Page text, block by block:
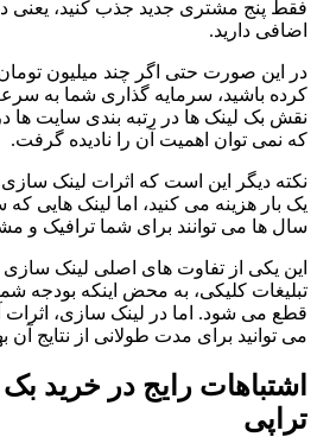
فقط پنج مشتری جدید جذب کنید، یعنی
اضافی دارید.
در این صورت حتی اگر چند میلیون
کرده باشید، سرمایه گذاری شما به
نقش بک لینک ها در رتبه بندی سایت
که نمی توان اهمیت آن را نادیده گرفت.
نکته دیگر این است که اثرات لینک
یک بار هزینه می کنید، اما لینک هایی که
سال ها می توانند برای شما ترافیک و
این یکی از تفاوت های اصلی لینک سازی
تبلیغات کلیکی، به محض اینکه بودجه
قطع می شود. اما در لینک سازی، اثرات
می توانید برای مدت طولانی از نتایج آن
اشتباهات رایج در خرید
تراپی